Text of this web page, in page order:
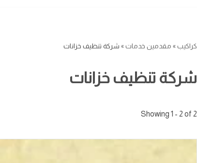
كراكيب» مقدمين خدمات» شركة تنظيف خزانات
شركة تنظيف خزانات
Showing 1 - 2 of 2